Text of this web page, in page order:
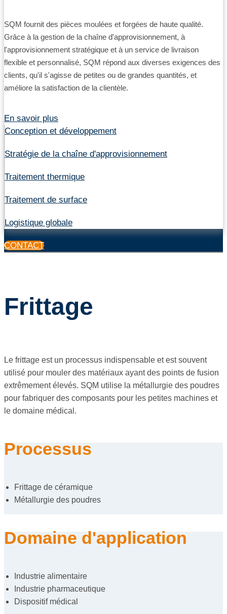
SQM fournit des pièces moulées et forgées de haute qualité.
Grâce à la gestion de la chaîne d'approvisionnement, à
l'approvisionnement stratégique et à un service de livraison
flexible et personnalisé, SQM répond aux diverses exigences des
clients, qu'il s'agisse de petites ou de grandes quantités, et
améliore la satisfaction de la clientèle.
En savoir plus
Conception et développement
Stratégie de la chaîne d'approvisionnement
Traitement thermique
Traitement de surface
Logistique globale
CONTACT
Frittage
Le frittage est un processus indispensable et est souvent
utilisé pour mouler des matériaux ayant des points de fusion
extrêmement élevés. SQM utilise la métallurgie des poudres
pour fabriquer des composants pour les petites machines et
le domaine médical.
Processus
Frittage de céramique
Métallurgie des poudres
Domaine d'application
Industrie alimentaire
Industrie pharmaceutique
Dispositif médical